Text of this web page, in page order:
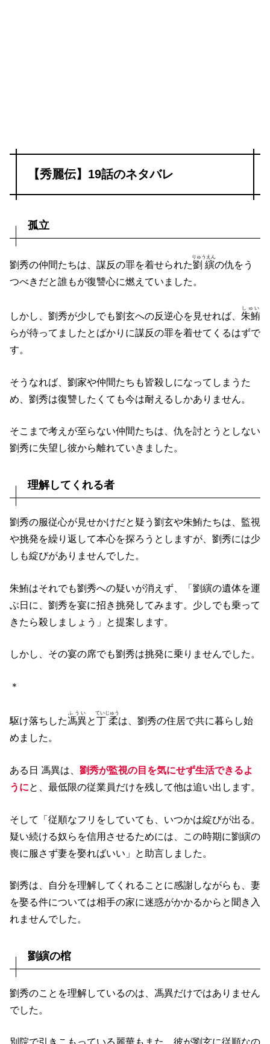
【秀麗伝】19話のネタバレ
孤立
劉秀の仲間たちは、謀反の罪を着せられた劉縯
りゅうえん
の仇をう
つべきだと誰もが復讐心に燃えていました。
しかし、劉秀が少しでも劉玄への反逆心を見せれば、 朱鮪
しゅい
らが待ってましたとばかりに謀反の罪を着せてくるはずで
す。
そうなれば、劉家や仲間たちも皆殺しになってしまうた
め、劉秀は復讐したくても今は耐えるしかありません。
そこまで考えが至らない仲間たちは、仇を討とうとしない
劉秀に失望し彼から離れていきました。
理解してくれる者
劉秀の服従心が見せかけだと疑う劉玄や朱鮪たちは、監視
や挑発を繰り返して本心を探ろうとしますが、劉秀には少
しも綻びがありませんでした。
朱鮪はそれでも劉秀への疑いが消えず、「劉縯の遺体を運
ぶ日に、劉秀を宴に招き挑発してみます。少しでも乗って
きたら殺しましょう」と提案します。
しかし、その宴の席でも劉秀は挑発に乗りませんでした。
＊
駆け落ちした馮異
ふうい
と丁柔
ていじゅう
は、劉秀の住居で共に暮らし始
めました。
ある日 馮異は、 劉秀が監視の目を気にせず生活できるよ
うにと、最低限の従業員だけを残して他は追い出します。
そして「従順なフリをしていても、いつかは綻びが出る。
疑い続ける奴らを信用させるためには、この時期に劉縯の
喪に服さず妻を娶ればいい」と助言しました。
劉秀は、自分を理解してくれることに感謝しながらも、妻
を娶る件については相手の家に迷惑がかかるからと聞き入
れませんでした。
劉縯の棺
劉秀のことを理解しているのは、馮異だけではありません
でした。